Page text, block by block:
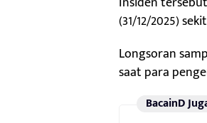
(31/12/2025)
Longsoran
saat para
BacainD